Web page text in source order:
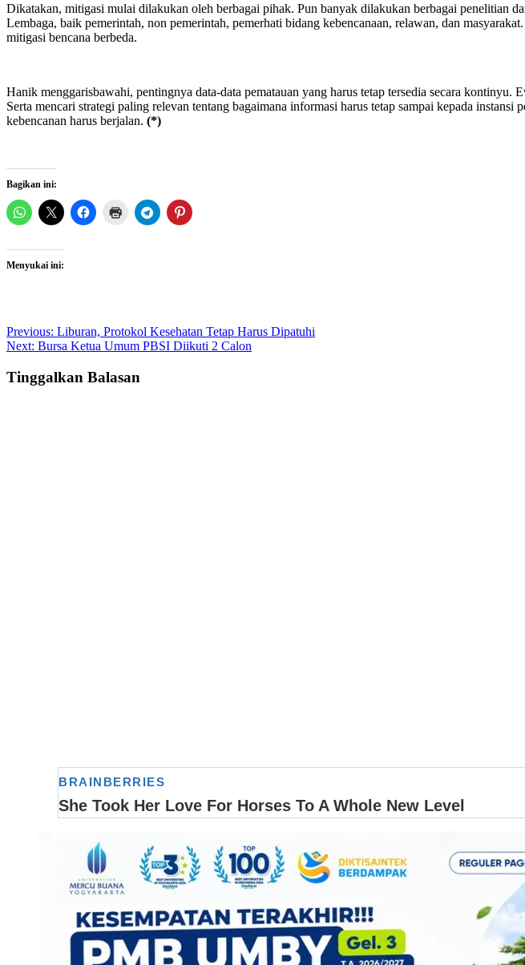
Dikatakan, mitigasi mulai dilakukan oleh berbagai pihak. Pun banyak dilakukan berbagai penelitian
Lembaga, baik pemerintah, non pemerintah, pemerhati bidang kebencanaan, relawan, dan
mitigasi bencana berbeda.
Hanik menggarisbawahi, pentingnya data-data pematauan yang harus tetap tersedia secara
Serta mencari strategi paling relevan tentang bagaimana informasi harus tetap sampai kepada
kebencanan harus berjalan. (*)
Bagikan ini:
Menyukai ini:
Post
navigation
Previous: Liburan, Protokol Kesehatan Tetap Harus Dipatuhi
Next: Bursa Ketua Umum PBSI Diikuti 2 Calon
Tinggalkan Balasan